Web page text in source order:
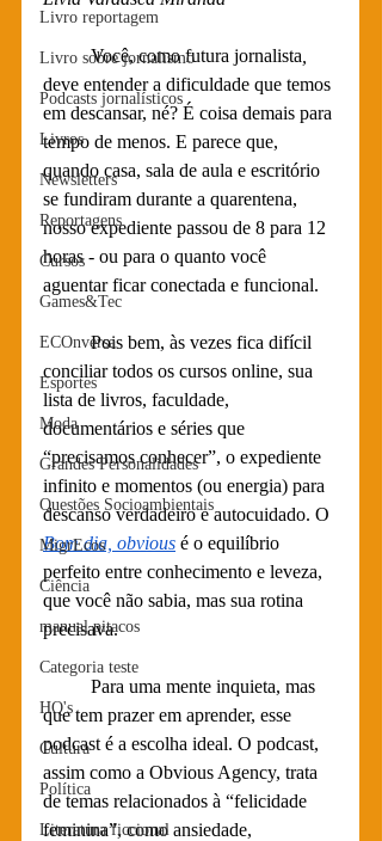
Livro reportagem
Livro sobre jornalismo
Podcasts jornalísticos
Livros
Newsletters
Reportagens
Cursos
Games&Tec
ECOnversa
Esportes
Moda
Grandes Personalidades
Questões Socioambientais
MigrEcos
Ciência
manual pitacos
Categoria teste
HQ's
Cultura
Política
Literatura ficcional
	Você, como futura jornalista
deve entender a dificuldade que temos
em descansar, né? É coisa demais para
tempo de menos. E parece que,
quando casa, sala de aula e escritório
se fundiram durante a quarentena,
nosso expediente passou de 8 para 12
horas - ou para o quanto você
aguentar ficar conectada e funcional.
	Pois bem, às vezes fica difícil
conciliar todos os cursos online, sua
lista de livros, faculdade,
documentários e séries que
“precisamos conhecer”, o expediente
infinito e momentos (ou energia) para
descanso verdadeiro e autocuidado. O
Bom dia, obvious é o equilíbrio
perfeito entre conhecimento e leveza,
que você não sabia, mas sua rotina
precisava.
que tem prazer em aprender, esse
podcast é a escolha ideal. O podcast,
assim como a Obvious Agency, trata
de temas relacionados à “felicidade
feminina”, como ansiedade,